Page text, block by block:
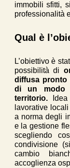
immobili sfitti,
professionalità
Qual è
L’obiettivo è
possibilità di
diffusa pronto
di un modo
territorio.Idea
lavorative
a norma degli
e la gestione
scegliendo
condivisione
cambio
accoglienza